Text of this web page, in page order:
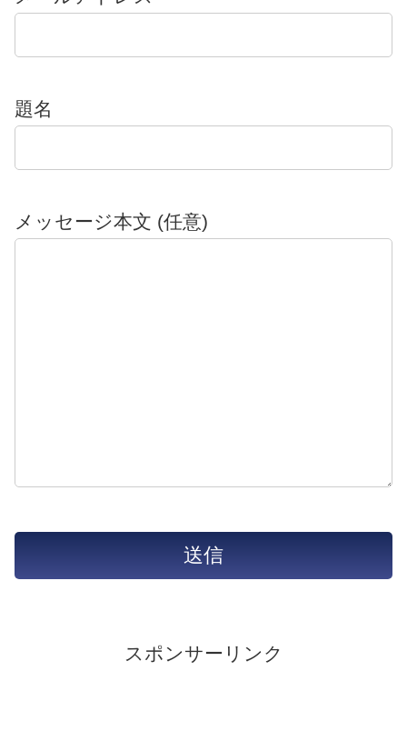
題名
メッセージ本文 (任意)
スポンサーリンク